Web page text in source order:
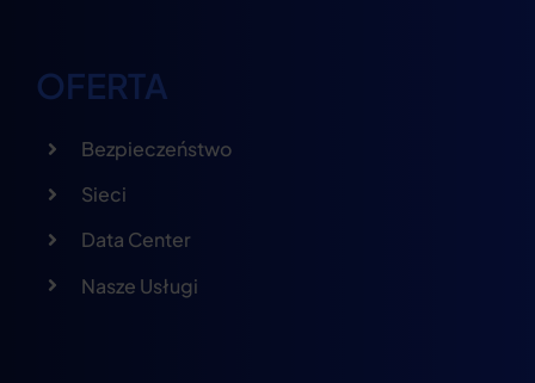
OFERTA
Bezpieczeństwo
Sieci
Data Center
Nasze Usługi